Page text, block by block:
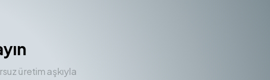
üretim aşkıyla